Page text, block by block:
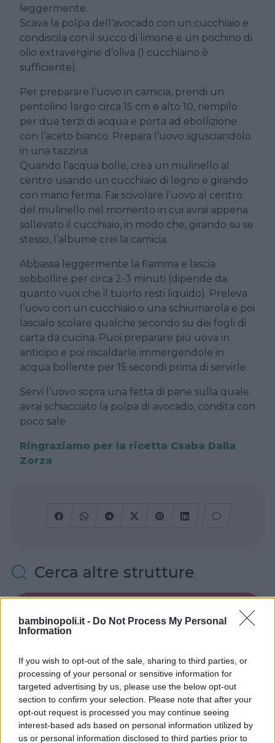
bambinopoli.it - Do Not Process My Personal
Information
If you wish to opt-out of the sale, sharing to third parties, or
processing of your personal or sensitive information for
targeted advertising by us, please use the below opt-out
section to confirm your selection. Please note that after your
opt-out request is processed you may continue seeing
interest-based ads based on personal information utilized by
us or personal information disclosed to third parties prior to
leggermente.
Scava la polpa dell’avocado con un cucchiaio e
condiscila con il succo di limone e un pochino di
olio extravergine d’oliva (1 cucchiaino è
sufficiente).
Per preparare l’uovo in camicia, prendi un
pentolino largo circa 15 cm e alto 10, riempilo
per due terzi di acqua e porta ad ebollizione
con l’aceto bianco. Prepara l’uovo sgusciandolo
in una tazzina.
Quando l’acqua bolle, crea un mulinello al
centro usando un cucchiaio di legno e girando
con mano ferma. Fai scivolare l’uovo al centro
del mulinello nel momento in cui avrai appena
sollevato il cucchiaio, in modo che, girando su se
stesso, l’albume crei la camicia.
Abbassa leggermente la fiamma e lascia
sobbollire per circa 2-3 minuti (dipende da
quanto vuoi che il tuorlo resti liquido). Preleva
l’uovo con un cucchiaio o una schiumarola e poi
lascialo scolare qualche secondo su dei fogli di
carta da cucina. Puoi preparare più uova in
anticipo e poi riscaldarle immergendole in
acqua bollente per 15 secondi prima di servirle.
Servi l’uovo sopra una fetta di pane sulla quale
avrai schiacciato la polpa di avocado, condita con
poco sale
Ringraziamo per la ricetta Csaba Dalla
Zorza
Cerca altre strutture
Valigie per il Parto